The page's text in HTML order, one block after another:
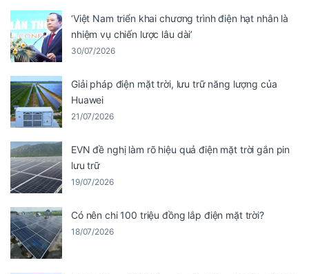
‘Việt Nam triển khai chương trình điện hạt nhân là
nhiệm vụ chiến lược lâu dài’
30/07/2026
Giải pháp điện mặt trời, lưu trữ năng lượng của
Huawei
21/07/2026
EVN đề nghị làm rõ hiệu quả điện mặt trời gắn pin
lưu trữ
19/07/2026
Có nên chi 100 triệu đồng lắp điện mặt trời?
18/07/2026